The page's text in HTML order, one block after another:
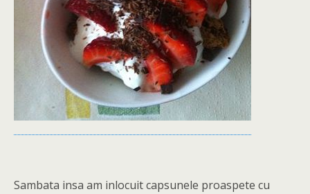
Sambata insa am inlocuit capsunele proaspete cu